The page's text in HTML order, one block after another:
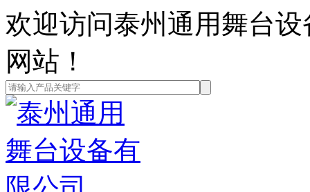
欢迎访问泰州通用舞台
网站！